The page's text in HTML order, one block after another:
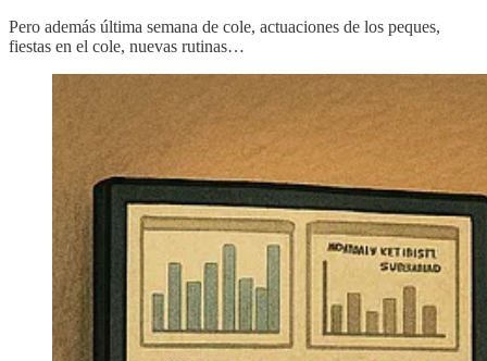
Pero además última semana de cole, actuaciones de los peques,
fiestas en el cole, nuevas rutinas…